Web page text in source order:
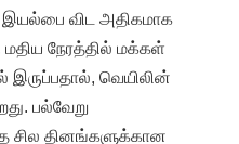
இயல்பை விட அதிகமாக
மதிய நேரத்தில் மக்கள்
இருப்பதால், வெயிலின்
பல்வேறு
சில தினங்களுக்கான